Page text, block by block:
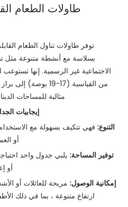
طاولات الطعام
توفر طاولات تناول الطعام
بسلاسة مع أنشطة متنوعة مثل
الاجتماعية غير الرسمية. إنها
مثالية للمساحات
إيجابيات
التنوع: فهي تتكيف بسهولة مع
أو
توفير المساحة: يلبي جدول واحد
أو
إمكانية الوصول: مريحة للعائلات أو
ارتفاع متنوعة ، بما في ذلك